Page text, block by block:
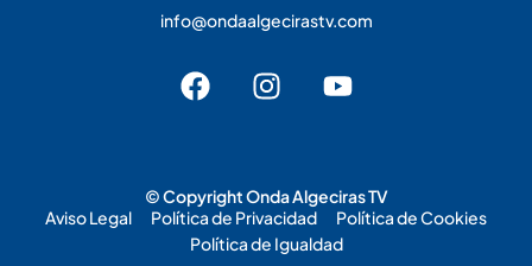
info@ondaalgecirastv.com
© Copyright Onda Algeciras TV
Aviso Legal
Política de Privacidad
Política de Cookies
Política de Igualdad